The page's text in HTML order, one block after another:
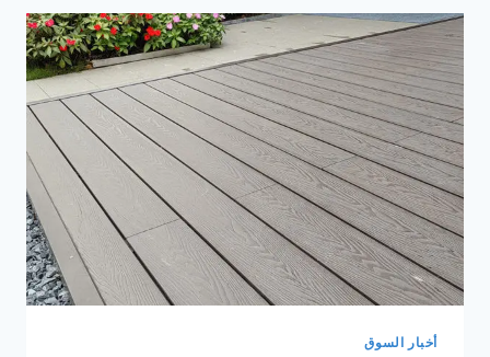
المزخرفة
لتعزيز
جمال
جدرانك
الخارجية
أخبار السوق